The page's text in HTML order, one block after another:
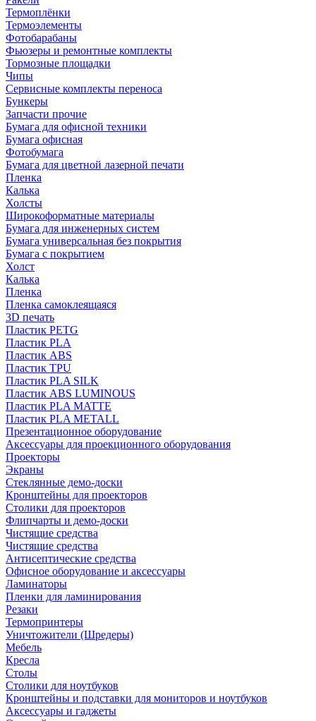
Термоплёнки
Термоэлементы
Фотобарабаны
Фьюзеры и ремонтные комплекты
Тормозные площадки
Чипы
Сервисные комплекты переноса
Бункеры
Запчасти прочие
Бумага для офисной техники
Бумага офисная
Фотобумага
Бумага для цветной лазерной печати
Пленка
Калька
Холсты
Широкоформатные материалы
Бумага для инженерных систем
Бумага универсальная без покрытия
Бумага с покрытием
Холст
Калька
Пленка
Пленка самоклеящаяся
3D печать
Пластик PETG
Пластик PLA
Пластик ABS
Пластик TPU
Пластик PLA SILK
Пластик ABS LUMINOUS
Пластик PLA MATTE
Пластик PLA METALL
Презентационное оборудование
Аксессуары для проекционного оборудования
Проекторы
Экраны
Стеклянные демо-доски
Кронштейны для проекторов
Столики для проекторов
Флипчарты и демо-доски
Чистящие средства
Чистящие средства
Антисептические средства
Офисное оборудование и аксессуары
Ламинаторы
Пленки для ламинирования
Резаки
Термопринтеры
Уничтожители (Шредеры)
Мебель
Кресла
Столы
Столики для ноутбуков
Кронштейны и подставки для мониторов и ноутбуков
Аксессуары и гаджеты